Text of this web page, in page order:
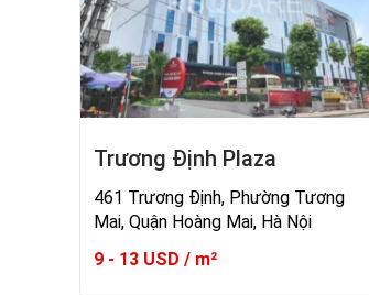
Trương Định Plaza
461 Trương Định, Phường Tương
Mai, Quận Hoàng Mai, Hà Nội
9 - 13 USD / m²